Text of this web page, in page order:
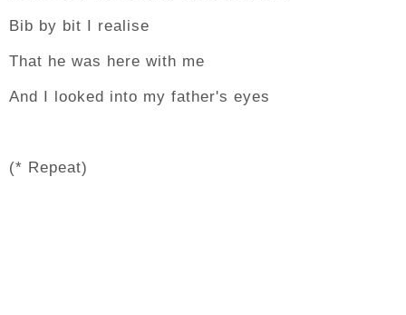
Bib by bit I realise
That he was here with me
And I looked into my father's eyes
(* Repeat)